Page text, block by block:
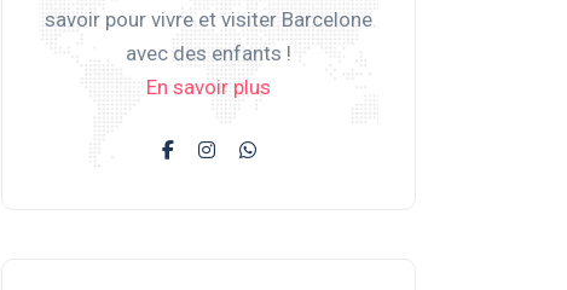
savoir pour vivre et visiter Barcelone
avec des enfants !
En savoir plus